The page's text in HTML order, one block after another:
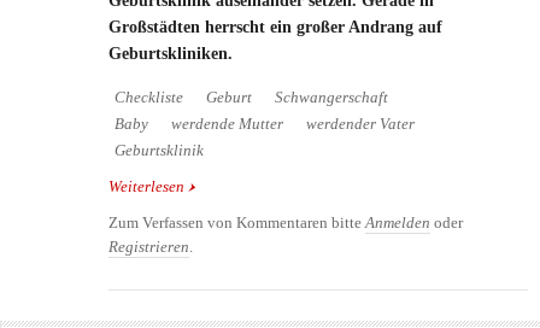
Großstädten herrscht ein großer Andrang auf
Geburtskliniken.
Checkliste Geburt
Schwangerschaft
Baby
werdende Mutter
werdender Vater
Geburtsklinik
Weiterlesen über Checkliste Wahl der geeigneten Geburtsklinik
Zum Verfassen von Kommentaren bitte Anmelden oder
Registrieren